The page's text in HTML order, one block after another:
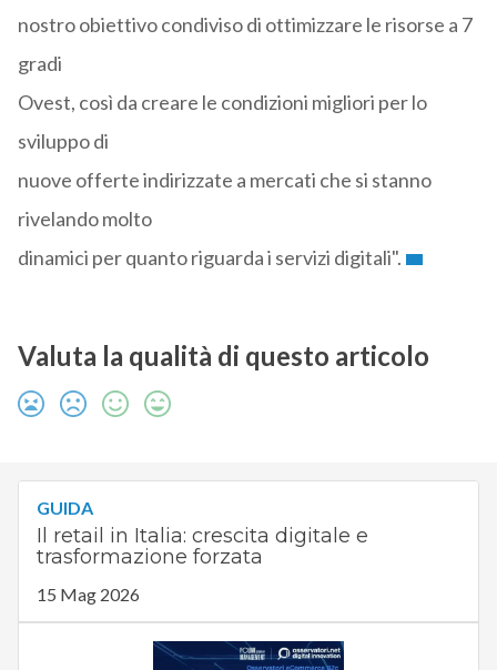
nostro obiettivo condiviso di ottimizzare le risorse a 7
gradi
Ovest, così da creare le condizioni migliori per lo
sviluppo di
nuove offerte indirizzate a mercati che si stanno
rivelando molto
dinamici per quanto riguarda i servizi digitali".
Valuta la qualità di questo articolo
GUIDA
Il retail in Italia: crescita digitale e
trasformazione forzata
15 Mag 2026